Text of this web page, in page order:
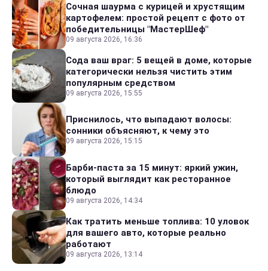
Сочная шаурма с курицей и хрустящим
картофелем: простой рецепт с фото от
победительницы "МастерШеф"
09 августа 2026, 16:36
Сода ваш враг: 5 вещей в доме, которые
категорически нельзя чистить этим
популярным средством
09 августа 2026, 15:55
Приснилось, что выпадают волосы:
сонники объясняют, к чему это
09 августа 2026, 15:15
Барби-паста за 15 минут: яркий ужин,
который выглядит как ресторанное
блюдо
09 августа 2026, 14:34
Как тратить меньше топлива: 10 уловок
для вашего авто, которые реально
работают
09 августа 2026, 13:14